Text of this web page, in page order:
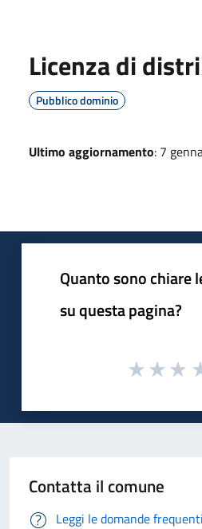
Licenza di
Pubblico dominio
Ultimo aggiornamento: 7
Quanto sono chiare
su questa pagina?
Contatta il comune
Leggi le domande frequenti